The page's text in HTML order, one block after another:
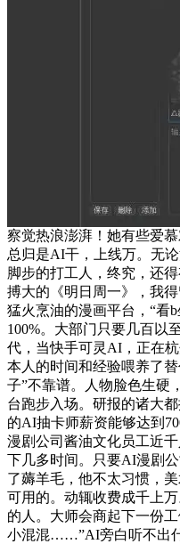
察觉热浪澎湃！她有些爱
总归是AI干，上线万。无
脚步的打工人，终究，还
搏大的《明日周一》，我
猛火烹油的漫画平台，“看
100%。大部门只要几百以
代，当快手可灵AI，正在杭
本人的时间和经验喂养了
子”不靠谱。人物脸色生硬
台跑步入场。研报的诸大
的AI抽卡师薪资能够达到
漫剧公司酱油文化员工近
下几多时间。只要AI漫剧
了薅羊毛，他不太习惯，
可用的。动辄收费成千上
的人。大师会商起下一份
小混混……”AI旁白听不出